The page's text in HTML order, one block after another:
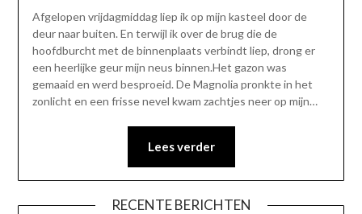
Afgelopen vrijdagmiddag liep ik op mijn kasteel door de
deur naar buiten. En terwijl ik over de brug die de
hoofdburcht met de binnenplaats verbindt liep, drong er
een heerlijke geur mijn neus binnen.Het gazon was
gemaaid en werd besproeid. De Magnolia pronkte in het
zonlicht en een frisse nevel kwam zachtjes neer op mijn…
Lees verder
RECENTE BERICHTEN